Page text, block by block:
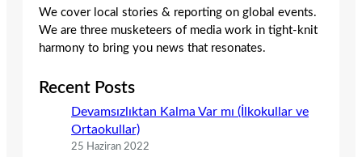
We cover local stories & reporting on global events.
We are three musketeers of media work in tight-knit
harmony to bring you news that resonates.
Recent Posts
Devamsızlıktan Kalma Var mı (İlkokullar ve
Ortaokullar)
25 Haziran 2022